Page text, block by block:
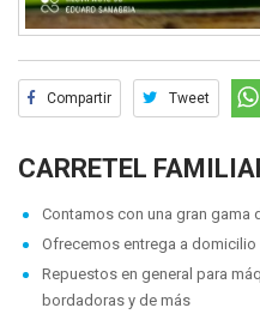
Compartir Tweet
CARRETEL
Contamos con una gran gama
Ofrecemos entrega a
Repuestos en general para
bordadoras y de más